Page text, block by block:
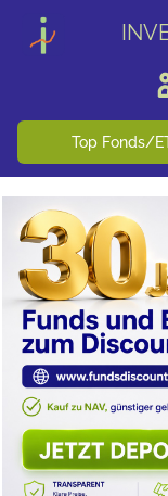
Top Fonds/